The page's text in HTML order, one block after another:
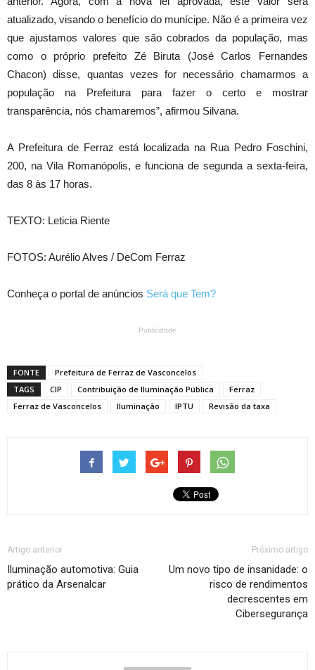
atualizado, visando o benefício do munícipe. Não é a primeira vez
que ajustamos valores que são cobrados da população, mas
como o próprio prefeito Zé Biruta (José Carlos Fernandes
Chacon) disse, quantas vezes for necessário chamarmos a
população na Prefeitura para fazer o certo e mostrar
transparência, nós chamaremos”, afirmou Silvana.
A Prefeitura de Ferraz está localizada na Rua Pedro Foschini,
200, na Vila Romanópolis, e funciona de segunda a sexta-feira,
das 8 às 17 horas.
TEXTO: Leticia Riente
FOTOS: Aurélio Alves / DeCom Ferraz
Conheça o portal de anúncios Será que Tem?
Publicidade
FONTE
Prefeitura de Ferraz de Vasconcelos
TAGS
CIP Contribuição de Iluminação Pública
Ferraz
Ferraz de Vasconcelos
Iluminação IPTU Revisão da taxa
Artigo anterior
Iluminação automotiva: Guia
prático da Arsenalcar
Próximo artigo
Um novo tipo de insanidade: o
risco de rendimentos
decrescentes em
Cibersegurança